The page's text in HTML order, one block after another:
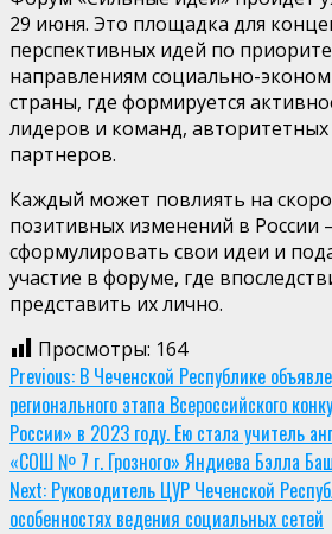
29 июня. Это площадка для
перспективных идей по
направлениям социально-
страны, где формируется
лидеров и команд, авторитетных
партнеров.
Каждый может повлиять на
позитивных изменений в России
сформулировать свои идеи и
участие в форуме, где
представить их лично.
Просмотры: 164
Continue
Reading
Previous: В Чеченской Республике
регионального этапа Всероссийского
России» в 2023 году. Ею стала учитель
«СОШ № 7 г. Грозного» Яндиева Бэлла
Next: Руководитель ЦУР Чеченской
особенностях ведения социальных сетей